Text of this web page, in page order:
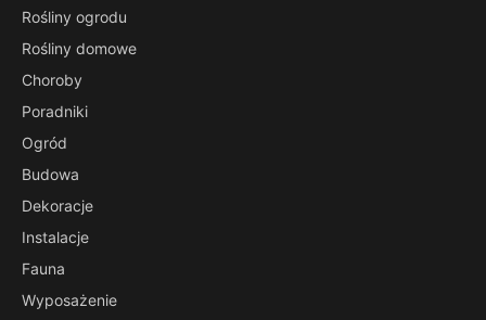
Rośliny ogrodu
Rośliny domowe
Choroby
Poradniki
Ogród
Budowa
Dekoracje
Instalacje
Fauna
Wyposażenie